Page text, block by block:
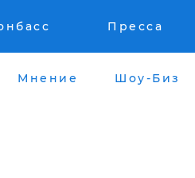
Пресса
Мнение Шоу-Биз